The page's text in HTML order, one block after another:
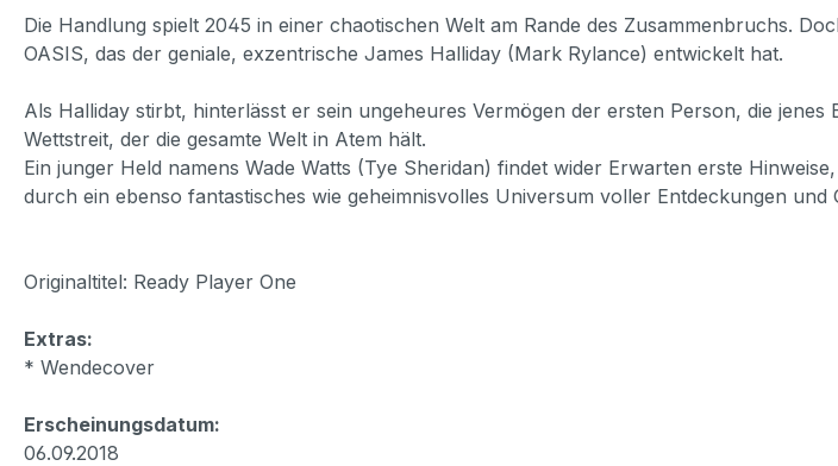
Die Handlung spielt 2045 in einer chaotischen Welt am Rande des Zusammenbruchs.
OASIS, das der geniale, exzentrische James Halliday (Mark Rylance) entwickelt hat.
Als Halliday stirbt, hinterlässt er sein ungeheures Vermögen der ersten Person, die
Wettstreit, der die gesamte Welt in Atem hält.
Ein junger Held namens Wade Watts (Tye Sheridan) findet wider Erwarten erste
durch ein ebenso fantastisches wie geheimnisvolles Universum voller Entdeckungen und
Originaltitel: Ready Player One
Extras:
* Wendecover
Erscheinungsdatum:
06.09.2018